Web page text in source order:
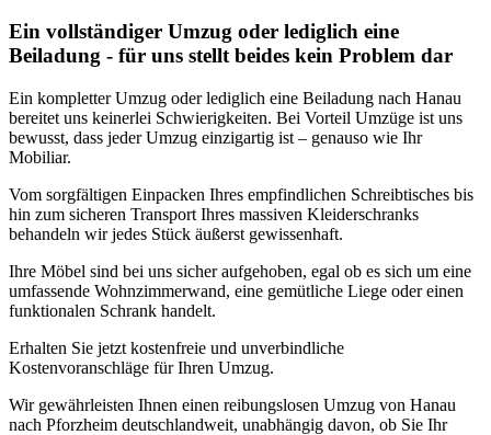
Ein vollständiger Umzug oder lediglich eine
Beiladung - für uns stellt beides kein Problem dar
Ein kompletter Umzug oder lediglich eine Beiladung nach Hanau
bereitet uns keinerlei Schwierigkeiten. Bei Vorteil Umzüge ist uns
bewusst, dass jeder Umzug einzigartig ist – genauso wie Ihr
Mobiliar.
Vom sorgfältigen Einpacken Ihres empfindlichen Schreibtisches bis
hin zum sicheren Transport Ihres massiven Kleiderschranks
behandeln wir jedes Stück äußerst gewissenhaft.
Ihre Möbel sind bei uns sicher aufgehoben, egal ob es sich um eine
umfassende Wohnzimmerwand, eine gemütliche Liege oder einen
funktionalen Schrank handelt.
Erhalten Sie jetzt kostenfreie und unverbindliche
Kostenvoranschläge für Ihren Umzug.
Wir gewährleisten Ihnen einen reibungslosen Umzug von Hanau
nach Pforzheim deutschlandweit, unabhängig davon, ob Sie Ihr